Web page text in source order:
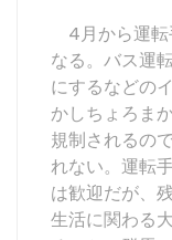
4月から運転
なる。バス運
にするなどの
かしちょろま
規制されるの
れない。運転
は歓迎だが、
生活に関わる